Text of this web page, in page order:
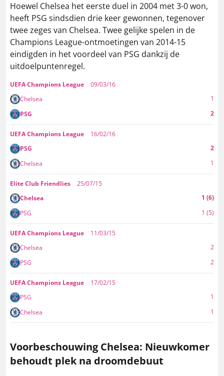
Hoewel Chelsea het eerste duel in 2004 met 3-0 won,
heeft PSG sindsdien drie keer gewonnen, tegenover
twee zeges van Chelsea. Twee gelijke spelen in de
Champions League-ontmoetingen van 2014-15
eindigden in het voordeel van PSG dankzij de
uitdoelpuntenregel.
UEFA Champions League
09/03/16
Chelsea
1
PSG
2
UEFA Champions League
16/02/16
PSG
2
Chelsea
1
Elite Club Friendlies
25/07/15
Chelsea
1 (6)
PSG
1 (5)
UEFA Champions League
11/03/15
Chelsea
2
PSG
2
UEFA Champions League
17/02/15
PSG
1
Chelsea
1
Voorbeschouwing Chelsea: Nieuwkomer
behoudt plek na droomdebuut